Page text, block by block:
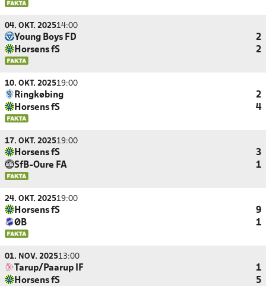
04. OKT. 202514:00
Young Boys FD
2
Horsens fS
2
10. OKT. 202519:00
Ringkøbing
2
Horsens fS
4
17. OKT. 202519:00
Horsens fS
3
SfB-Oure FA
1
24. OKT. 202519:00
Horsens fS
9
ØB
1
01. NOV. 202513:00
Tarup/Paarup IF
1
Horsens fS
5